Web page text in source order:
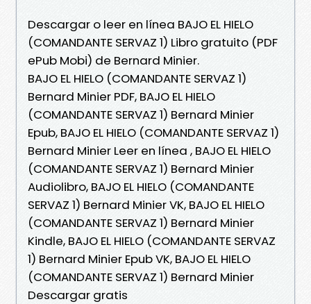
Descargar o leer en línea BAJO EL HIELO
(COMANDANTE SERVAZ 1) Libro gratuito (PDF
ePub Mobi) de Bernard Minier.
BAJO EL HIELO (COMANDANTE SERVAZ 1)
Bernard Minier PDF, BAJO EL HIELO
(COMANDANTE SERVAZ 1) Bernard Minier
Epub, BAJO EL HIELO (COMANDANTE SERVAZ 1)
Bernard Minier Leer en línea , BAJO EL HIELO
(COMANDANTE SERVAZ 1) Bernard Minier
Audiolibro, BAJO EL HIELO (COMANDANTE
SERVAZ 1) Bernard Minier VK, BAJO EL HIELO
(COMANDANTE SERVAZ 1) Bernard Minier
Kindle, BAJO EL HIELO (COMANDANTE SERVAZ
1) Bernard Minier Epub VK, BAJO EL HIELO
(COMANDANTE SERVAZ 1) Bernard Minier
Descargar gratis